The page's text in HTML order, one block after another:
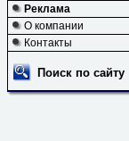
Реклама
О компании
Контакты
Поиск по сайту